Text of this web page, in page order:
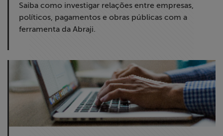
Saiba como investigar relações entre empresas,
políticos, pagamentos e obras públicas com a
ferramenta da Abraji.